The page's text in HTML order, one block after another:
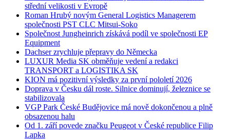
střední velikosti v Evropě
Roman Hrubý novým General Logistics Managerem
společnosti PST CLC Mitsui-Soko
Společnost Jungheinrich získává podíl ve společnosti EP
Equipment
Dachser zrychluje přepravy do Německa
LUXUR Media SK obměňuje vedení a redakci
TRANSPORT a LOGISTIKA SK
KION má pozitivní výsledky za první pololetí 2026
Doprava v Česku dál roste. Silnice dominují, železnice se
stabilizovala
VGP Park České Budějovice má nově dokončenou a plně
obsazenou halu
Od 1. září povede značku Peugeot v České republice Filip
Lapka